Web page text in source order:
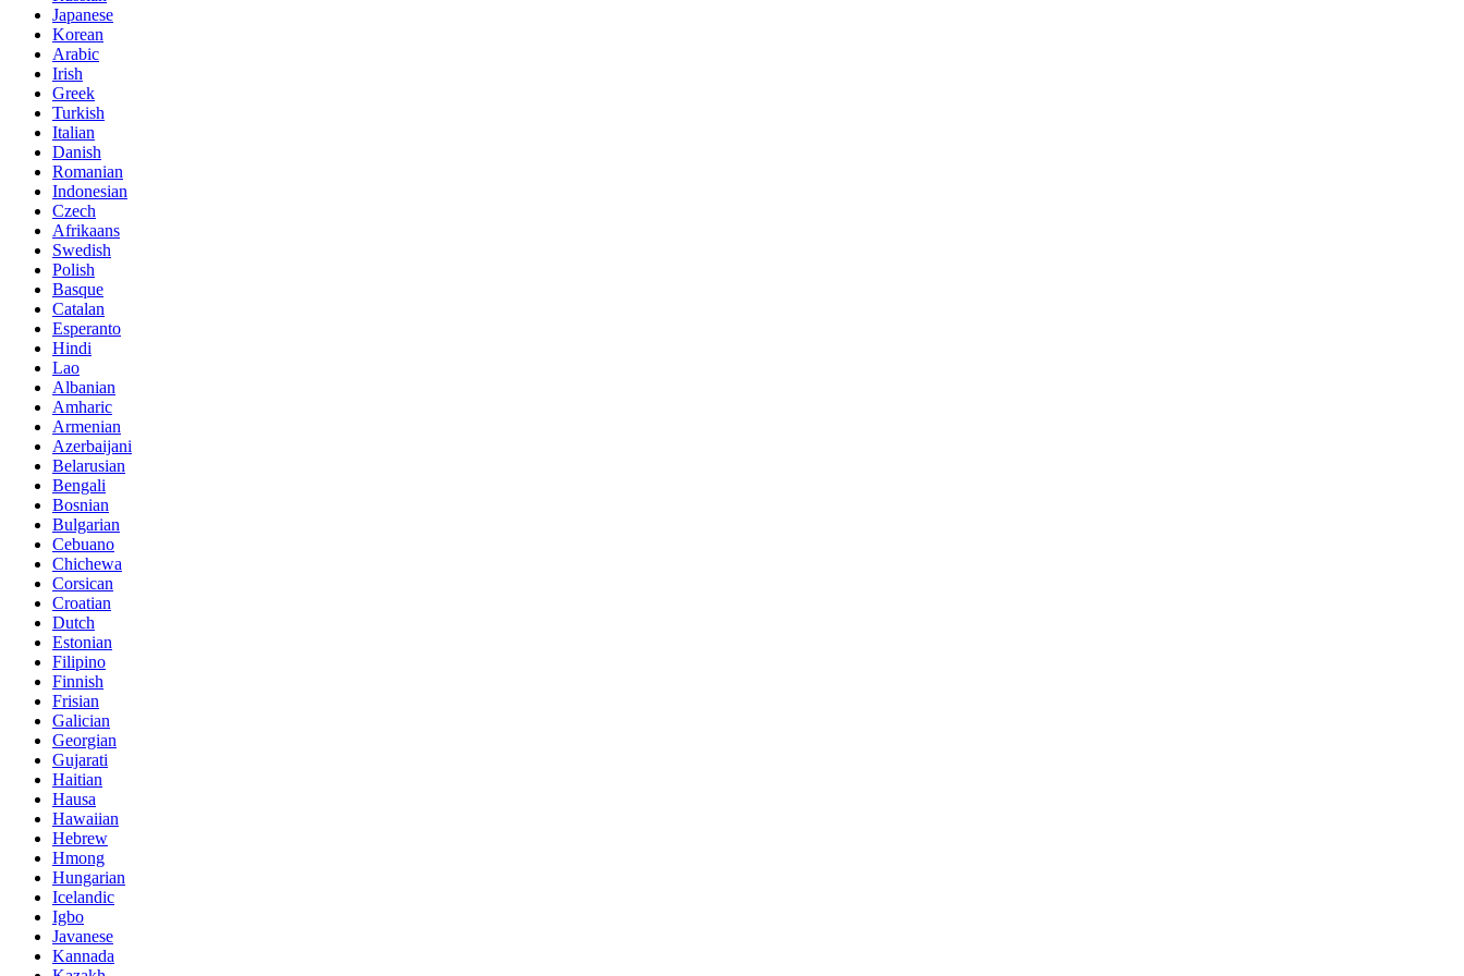
Japanese
Korean
Arabic
Irish
Greek
Turkish
Italian
Danish
Romanian
Indonesian
Czech
Afrikaans
Swedish
Polish
Basque
Catalan
Esperanto
Hindi
Lao
Albanian
Amharic
Armenian
Azerbaijani
Belarusian
Bengali
Bosnian
Bulgarian
Cebuano
Chichewa
Corsican
Croatian
Dutch
Estonian
Filipino
Finnish
Frisian
Galician
Georgian
Gujarati
Haitian
Hausa
Hawaiian
Hebrew
Hmong
Hungarian
Icelandic
Igbo
Javanese
Kannada